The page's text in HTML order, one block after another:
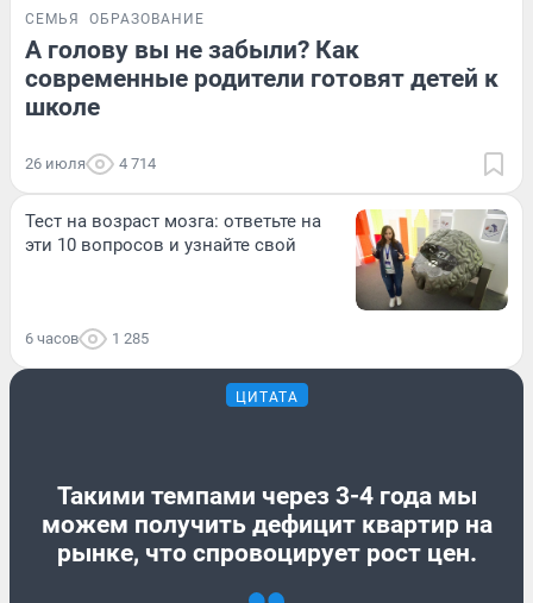
СЕМЬЯ ОБРАЗОВАНИЕ
А голову вы не забыли? Как
современные родители готовят детей к
школе
26 июля 4 714
Тест на возраст мозга: ответьте на
эти 10 вопросов и узнайте свой
6 часов 1 285
ЦИТАТА
Такими темпами через 3-4 года мы
можем получить дефицит квартир на
рынке, что спровоцирует рост цен.